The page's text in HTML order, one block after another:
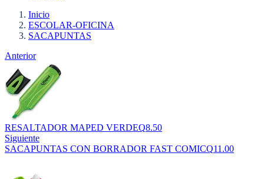
Inicio
ESCOLAR-OFICINA
SACAPUNTAS
Anterior
RESALTADOR MAPED VERDEQ8.50
Siguiente
SACAPUNTAS CON BORRADOR FAST COMICQ11.00